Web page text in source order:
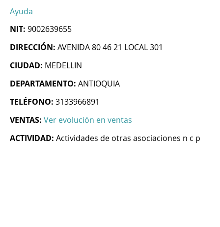
Ayuda
NIT: 9002639655
DIRECCIÓN: AVENIDA 80 46 21 LOCAL 301
CIUDAD: MEDELLIN
DEPARTAMENTO: ANTIOQUIA
TELÉFONO: 3133966891
VENTAS: Ver evolución en ventas
ACTIVIDAD: Actividades de otras asociaciones n c p